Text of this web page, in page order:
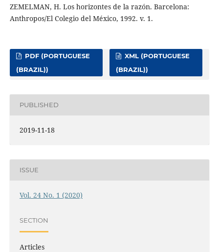
ZEMELMAN, H. Los horizontes de la razón. Barcelona:
Anthropos/El Colegio del México, 1992. v. 1.
PDF (PORTUGUESE
(BRAZIL))
XML (PORTUGUESE
(BRAZIL))
PUBLISHED
2019-11-18
ISSUE
Vol. 24 No. 1 (2020)
SECTION
Articles